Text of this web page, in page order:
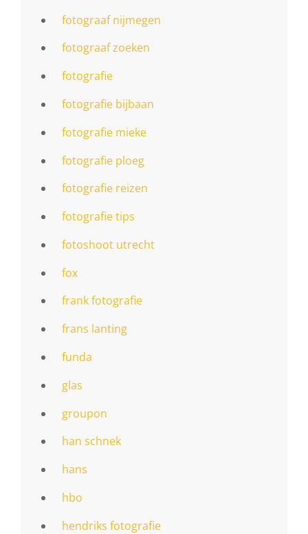
fotograaf nijmegen
fotograaf zoeken
fotografie
fotografie bijbaan
fotografie mieke
fotografie ploeg
fotografie reizen
fotografie tips
fotoshoot utrecht
fox
frank fotografie
frans lanting
funda
glas
groupon
han schnek
hans
hbo
hendriks fotografie